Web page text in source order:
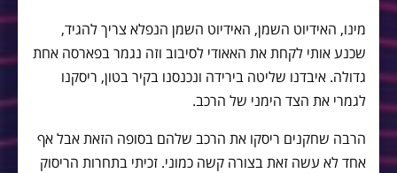
מינו, האידיוט השמן, האידיוט השמן הנפלא צריך להגיד,
שכנע אותי לקחת את האאודי לסיבוב וזה נגמר בפארסה אחת
גדולה. איבדנו שליטה בירידה ונכנסנו בקיר בטון, ריסקנו
לגמרי את הצד הימני של הרכב.
הרבה שחקנים ריסקו את הרכב שלהם בסופה הזאת אבל אף
אחד לא עשה זאת בצורה קשה כמוני. זכיתי בתחרות הריסוק